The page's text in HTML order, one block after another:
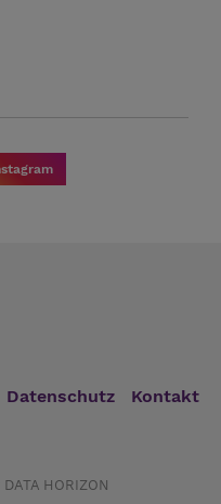
Datenschutz Kontakt
HORIZON